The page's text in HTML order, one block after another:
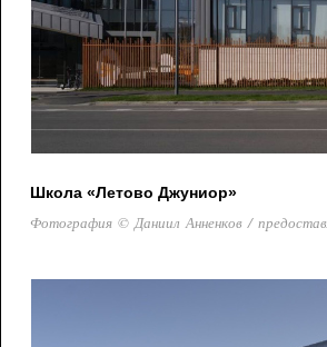
Школа «Летово Джуниор»
Фотография © Даниил Анненков /